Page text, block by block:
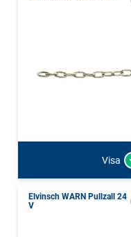
Visa
Elvinsch WARN Pullzall 24
V